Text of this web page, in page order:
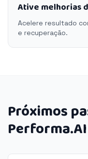
Ative melhorias
Acelere resultado
e recuperação.
Próximos
Performa.AI